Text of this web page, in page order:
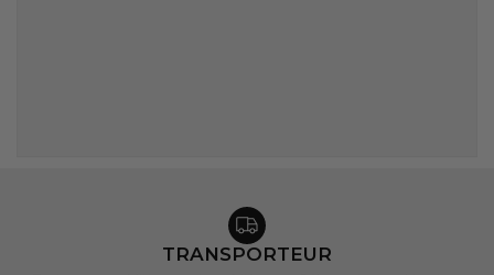
TRANSPORTEUR